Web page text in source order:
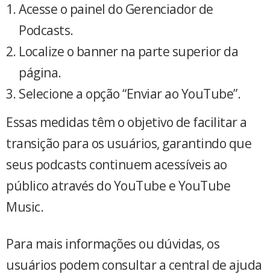
Acesse o painel do Gerenciador de
Podcasts.
Localize o banner na parte superior da
página.
Selecione a opção “Enviar ao YouTube”.
Essas medidas têm o objetivo de facilitar a
transição para os usuários, garantindo que
seus podcasts continuem acessíveis ao
público através do YouTube e YouTube
Music.
Para mais informações ou dúvidas, os
usuários podem consultar a central de ajuda